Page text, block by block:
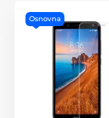
Osnovna